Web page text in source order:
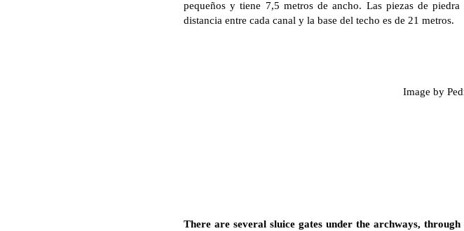
pequeños y tiene 7,5 metros de ancho. Las piezas de
distancia entre cada canal y la base del techo es de 21 metros.
Image by
There are several sluice gates under the archways,